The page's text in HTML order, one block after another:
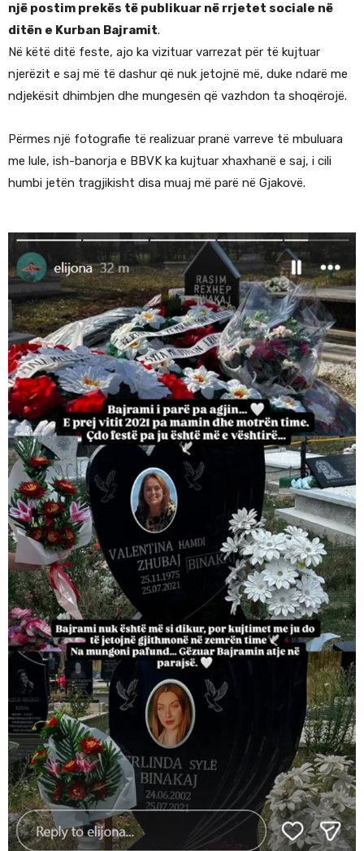
një postim prekës të publikuar në rrjetet sociale në
ditën e Kurban Bajramit.
Në këtë ditë feste, ajo ka vizituar varrezat për të kujtuar
njerëzit e saj më të dashur që nuk jetojnë më, duke ndarë me
ndjekësit dhimbjen dhe mungesën që vazhdon ta shoqërojë.
Përmes një fotografie të realizuar pranë varreve të mbuluara
me lule, ish-banorja e BBVK ka kujtuar xhaxhanë e saj, i cili
humbi jetën tragjikisht disa muaj më parë në Gjakovë.